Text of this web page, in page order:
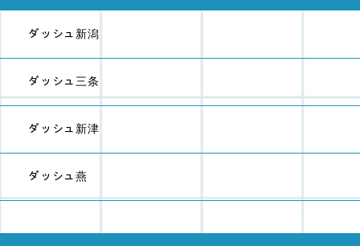
ダッシュ新潟
ダッシュ三条
ダッシュ新津
ダッシュ燕